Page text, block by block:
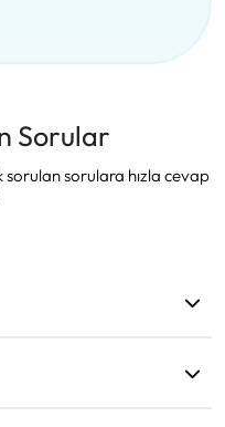
Sorular
sorulan sorulara hızla cevap